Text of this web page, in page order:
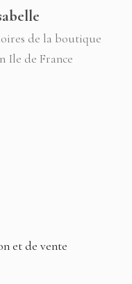
de la boutique
Ile de France
et de vente